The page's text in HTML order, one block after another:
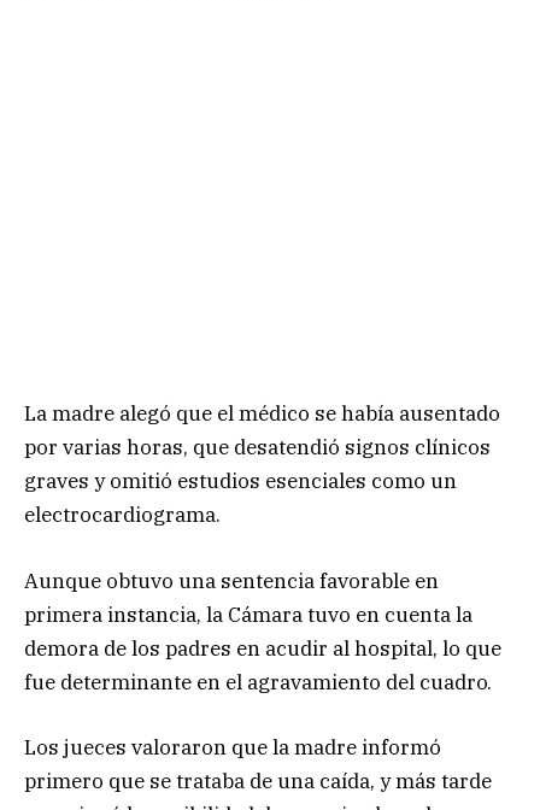
La madre alegó que el médico se había ausentado
por varias horas, que desatendió signos clínicos
graves y omitió estudios esenciales como un
electrocardiograma.
Aunque obtuvo una sentencia favorable en
primera instancia, la Cámara tuvo en cuenta la
demora de los padres en acudir al hospital, lo que
fue determinante en el agravamiento del cuadro.
Los jueces valoraron que la madre informó
primero que se trataba de una caída, y más tarde